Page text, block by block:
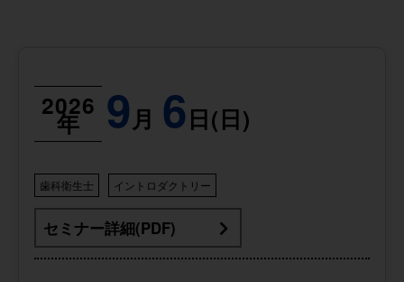
2026
年 9月 6日(日)
歯科衛生士 イントロダクトリー
セミナー詳細(PDF)